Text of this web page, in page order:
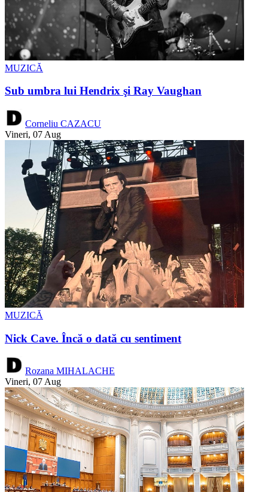
MUZICĂ
Sub umbra lui Hendrix şi Ray Vaughan
Corneliu CAZACU
Vineri, 07 Aug
MUZICĂ
Nick Cave. Încă o dată cu sentiment
Rozana MIHALACHE
Vineri, 07 Aug